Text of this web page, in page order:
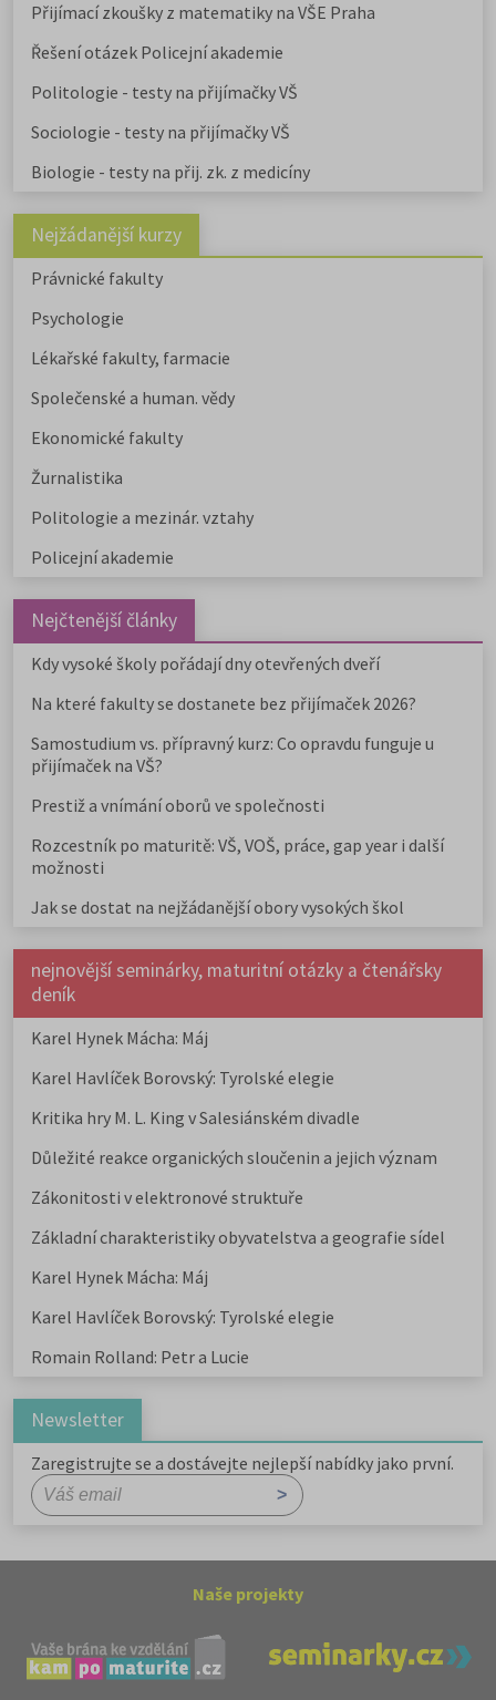
Přijímací zkoušky z matematiky na VŠE Praha
Řešení otázek Policejní akademie
Politologie - testy na přijímačky VŠ
Sociologie - testy na přijímačky VŠ
Biologie - testy na přij. zk. z medicíny
Nejžádanější kurzy
Právnické fakulty
Psychologie
Lékařské fakulty, farmacie
Společenské a human. vědy
Ekonomické fakulty
Žurnalistika
Politologie a mezinár. vztahy
Policejní akademie
Nejčtenější články
Kdy vysoké školy pořádají dny otevřených dveří
Na které fakulty se dostanete bez přijímaček 2026?
Samostudium vs. přípravný kurz: Co opravdu funguje u
přijímaček na VŠ?
Prestiž a vnímání oborů ve společnosti
Rozcestník po maturitě: VŠ, VOŠ, práce, gap year i další
možnosti
Jak se dostat na nejžádanější obory vysokých škol
nejnovější seminárky, maturitní otázky a čtenářsky
deník
Karel Hynek Mácha: Máj
Karel Havlíček Borovský: Tyrolské elegie
Kritika hry M. L. King v Salesiánském divadle
Důležité reakce organických sloučenin a jejich význam
Zákonitosti v elektronové struktuře
Základní charakteristiky obyvatelstva a geografie sídel
Karel Hynek Mácha: Máj
Karel Havlíček Borovský: Tyrolské elegie
Romain Rolland: Petr a Lucie
Newsletter
Zaregistrujte se a dostávejte nejlepší nabídky jako první.
Naše projekty